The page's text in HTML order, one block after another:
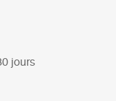
jours